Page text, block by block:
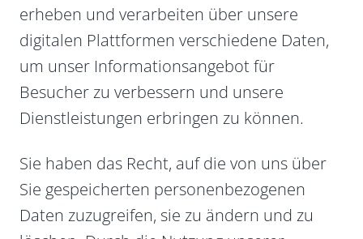
erheben und verarbeiten über unsere
digitalen Plattformen verschiedene Daten,
um unser Informationsangebot für
Besucher zu verbessern und unsere
Dienstleistungen erbringen zu können.
Sie haben das Recht, auf die von uns über
Sie gespeicherten personenbezogenen
Daten zuzugreifen, sie zu ändern und zu